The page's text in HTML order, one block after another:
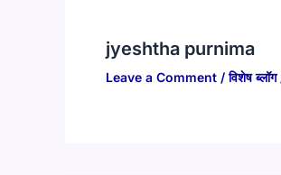
jyeshtha purnima
Leave a Comment /विशेष ब्लॉग